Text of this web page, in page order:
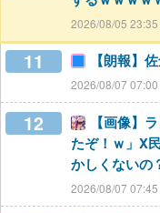
2026/08/05 23:35
11 【朗報】
2026/08/07 07:00
12
【画像】
たぞ！ｗ」X
かしくない
2026/08/07 07:45